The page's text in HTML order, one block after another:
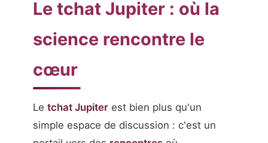
Le tchat Jupiter : où la
science rencontre le
cœur
Le tchat Jupiter est bien plus qu'un
simple espace de discussion : c'est un